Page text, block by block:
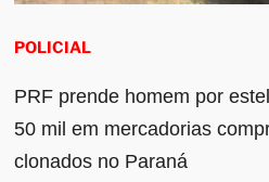
POLICIAL
PRF prende homem por
50 mil em mercadorias
clonados no Paraná